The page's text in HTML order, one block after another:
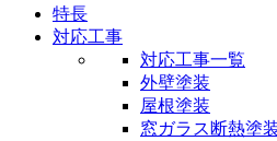
特長
対応工事
対応工事一覧
外壁塗装
屋根塗装
窓ガラス断熱塗